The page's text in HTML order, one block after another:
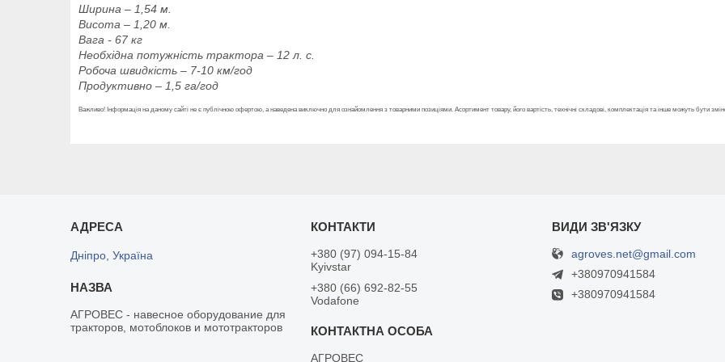
Ширина – 1,54 м.
Висота – 1,20 м.
Вага - 67 кг
Необхідна потужність трактора – 12 л. с.
Робоча швидкість – 7-10 км/год
Продуктивно – 1,5 га/год
Важливо! Інформація на даному сайті не є публічною офертою, а наведена виключно для ознайомлення з товарними позиціями. Асортимент товару, його вартість, технічні складові, комплектація та інше можуть бути
Дніпро, Україна
АГРОВЕС - навесное оборудование для
тракторов, мотоблоков и мототракторов
+380 (97) 094-15-84
Kyivstar
+380 (66) 692-82-55
Vodafone
АГРОВЕС
agroves.net@gmail.com
+380970941584
+380970941584